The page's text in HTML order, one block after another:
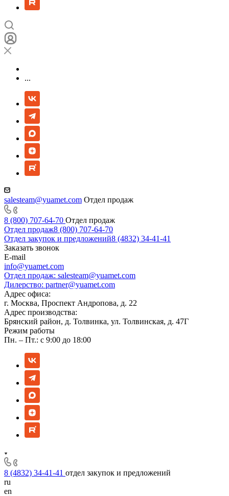
...
salesteam@yuamet.com Отдел продаж
8 (800) 707-64-70 Отдел продаж
Отдел продаж8 (800) 707-64-70
Отдел закупок и предложений8 (4832) 34-41-41
Заказать звонок
E-mail
info@yuamet.com
Отдел продаж: salesteam@yuamet.com
Дилерство: partner@yuamet.com
Адрес офиса:
г. Москва, Проспект Андропова, д. 22
Адрес производства:
Брянский район, д. Толвинка, ул. Толвинская, д. 47Г
Режим работы
Пн. – Пт.: с 9:00 до 18:00
8 (4832) 34-41-41 отдел закупок и предложений
ru
en